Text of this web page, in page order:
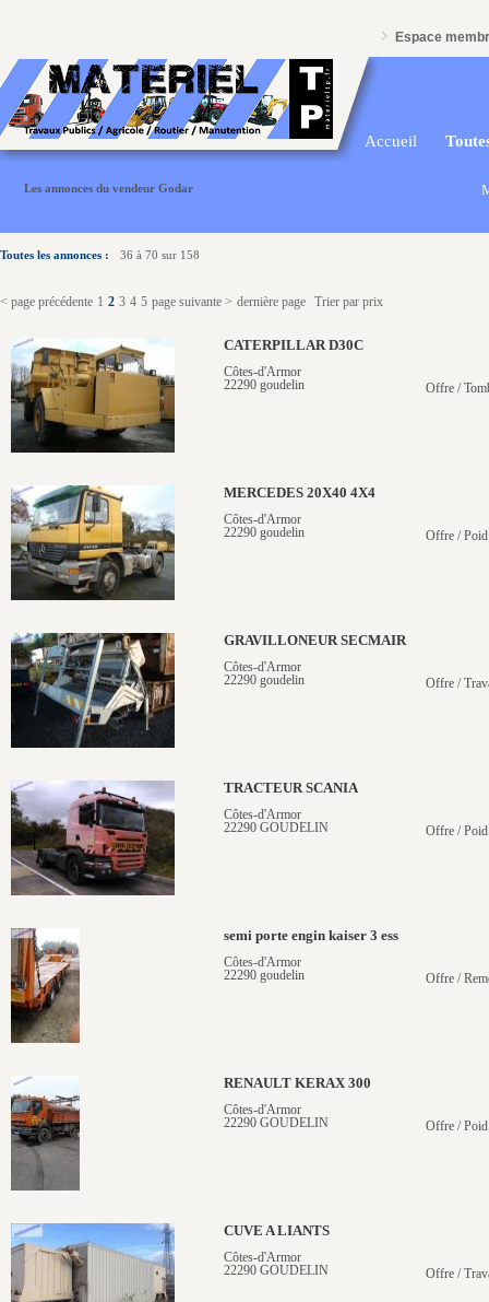
Espace
Accueil
Les annonces du vendeur Godar
Toutes les annonces : 36 à 70 sur 158
< page précédente 1 2 3 4 5 page suivante > dernière page Trier par prix
CATERPILLAR D30C
Côtes-d'Armor
22290 goudelin
Offre /
MERCEDES 20X40 4X4
Côtes-d'Armor
22290 goudelin
Offre /
GRAVILLONEUR SECMAIR
Côtes-d'Armor
22290 goudelin
Offre /
TRACTEUR SCANIA
Côtes-d'Armor
22290 GOUDELIN
Offre /
semi porte engin kaiser 3 ess
Côtes-d'Armor
22290 goudelin
Offre /
RENAULT KERAX 300
Côtes-d'Armor
22290 GOUDELIN
Offre /
CUVE A LIANTS
Côtes-d'Armor
22290 GOUDELIN
Offre /